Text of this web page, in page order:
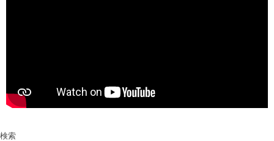
検索